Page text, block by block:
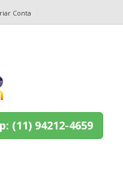
Conta
(11) 94212-4659